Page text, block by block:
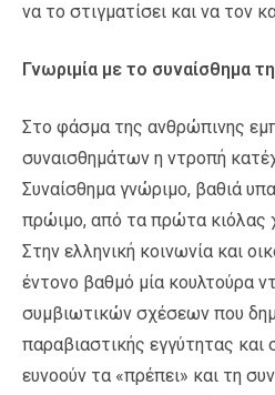
να το στιγματίσει και να τον
Γνωριμία με το συναίσθημα
Στο φάσμα της ανθρώπινης
συναισθημάτων η ντροπή
Συναίσθημα γνώριμο, βαθιά
πρώιμο, από τα πρώτα κιόλας
Στην ελληνική κοινωνία και
έντονο βαθμό μία κουλτούρα
συμβιωτικών σχέσεων που
παραβιαστικής εγγύτητας και
ευνοούν τα «πρέπει» και τη